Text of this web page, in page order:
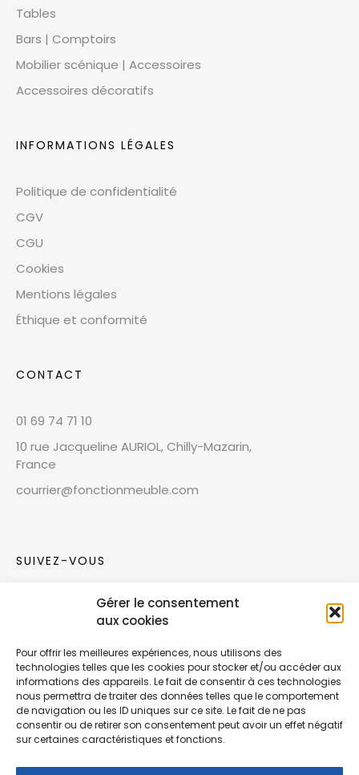
Gérer le consentement
aux cookies
Pour offrir les meilleures expériences, nous utilisons des
technologies telles que les cookies pour stocker et/ou accéder aux
informations des appareils. Le fait de consentir à ces technologies
nous permettra de traiter des données telles que le comportement
de navigation ou les ID uniques sur ce site. Le fait de ne pas
consentir ou de retirer son consentement peut avoir un effet négatif
sur certaines caractéristiques et fonctions.
Tables
Bars | Comptoirs
Mobilier scénique | Accessoires
Accessoires décoratifs
INFORMATIONS LÉGALES
Politique de confidentialité
CGV
CGU
Cookies
Mentions légales
Éthique et conformité
CONTACT
01 69 74 71 10
10 rue Jacqueline AURIOL, Chilly-Mazarin,
France
courrier@fonctionmeuble.com
SUIVEZ-VOUS
Rejoignez notre communauté sur les réseaux
Nouvelles collections, vie de l’équipe ou
inspirations : soyez informés de nos dernières
actualités.